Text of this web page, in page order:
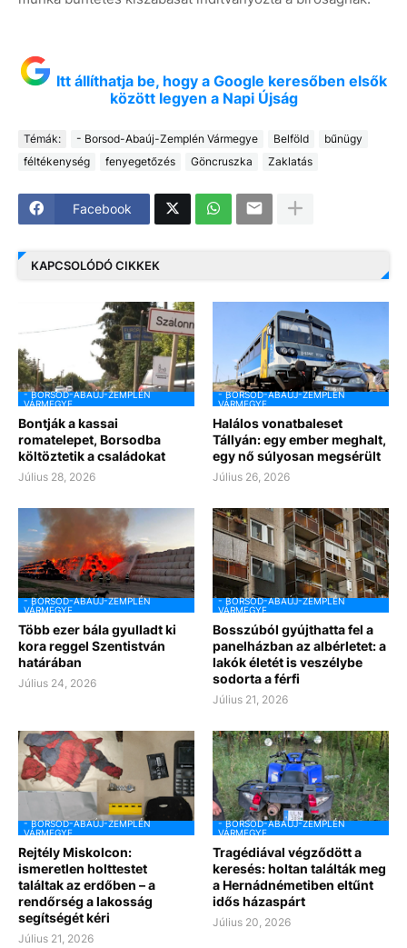
Itt állíthatja be, hogy a Google keresőben elsők
között legyen a Napi Újság
Témák: - Borsod-Abaúj-Zemplén Vármegye Belföld
bűnügy
féltékenység
fenyegetőzés Göncruszka Zaklatás
Facebook
KAPCSOLÓDÓ CIKKEK
- BORSOD-ABAÚJ-ZEMPLÉN
VÁRMEGYE
Bontják a kassai
romatelepet, Borsodba
költöztetik a családokat
Július 28, 2026
- BORSOD-ABAÚJ-ZEMPLÉN
VÁRMEGYE
Halálos vonatbaleset
Tállyán: egy ember meghalt,
egy nő súlyosan megsérült
Július 26, 2026
- BORSOD-ABAÚJ-ZEMPLÉN
VÁRMEGYE
Több ezer bála gyulladt ki
kora reggel Szentistván
határában
Július 24, 2026
- BORSOD-ABAÚJ-ZEMPLÉN
VÁRMEGYE
Bosszúból gyújthatta fel a
panelházban az albérletet: a
lakók életét is veszélybe
sodorta a férfi
Július 21, 2026
- BORSOD-ABAÚJ-ZEMPLÉN
VÁRMEGYE
Rejtély Miskolcon:
ismeretlen holttestet
találtak az erdőben – a
rendőrség a lakosság
segítségét kéri
Július 21, 2026
- BORSOD-ABAÚJ-ZEMPLÉN
VÁRMEGYE
Tragédiával végződött a
keresés: holtan találták meg
a Hernádnémetiben eltűnt
idős házaspárt
Július 20, 2026